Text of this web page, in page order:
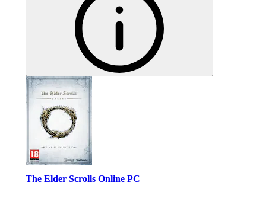
The Elder Scrolls Online PC